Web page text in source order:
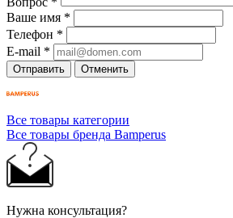
Ваше имя *
Телефон *
E-mail *
Отправить Отменить
Все товары категории
Все товары бренда Bamperus
Нужна консультация?